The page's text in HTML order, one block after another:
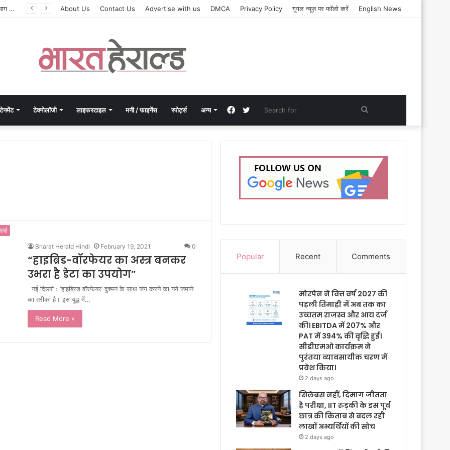
सिलेबस नहीं, दिमाग जीतता है परीक्षा, IIT रुड़की के इस पूर्व छात्र की किताब से बदल रही लाखों अभ्यर्थियों की सोच About Us Contact Us Advertise with us DMCA Privacy Policy गूगल न्यूज़ पर फॉलो करें English News
टेक्नोलॉजी लाइफस्टाइल मनी / फाइनेंस स्पोर्ट्स अन्य
for
Twitter
Facebook
Bharat Herald Hindi February 19, 2021 0
“हाइब्रिड-वॉरफेयर का अस्त्र बनकर
उभरा है डेटा का उपयोग”
नई दिल्ली : ‘हाइब्रिड वॉरफेयर’ दुश्मन के साथ जंग करने का नये जमाने
का तरीका है। इस युद्ध में…
Read More »
Popular Recent Comments
मोरपेन ने वित्त वर्ष 2027 की
पहली तिमाही में अब तक का
उच्चतम राजस्व और आय दर्ज
की। EBITDA में 207% और
PAT में 394% की वृद्धि हुई।
सीडीएमओ कार्यक्रम ने
पुरंतया व्यावसायीक चरण में
प्रवेश किया।
2 days ago
सिलेबस नहीं, दिमाग जीतता
है परीक्षा, IIT रुड़की के इस पूर्व
छात्र की किताब से बदल रही
लाखों अभ्यर्थियों की सोच
2 days ago